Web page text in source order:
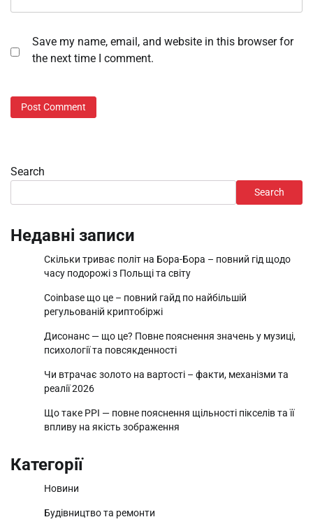
Save my name, email, and website in this browser for
the next time I comment.
Search
Search
Недавні записи
Скільки триває політ на Бора-Бора – повний гід щодо
часу подорожі з Польщі та світу
Coinbase що це – повний гайд по найбільшій
регульованій криптобіржі
Дисонанс — що це? Повне пояснення значень у музиці,
психології та повсякденності
Чи втрачає золото на вартості – факти, механізми та
реалії 2026
Що таке PPI — повне пояснення щільності пікселів та її
впливу на якість зображення
Категорії
Новини
Будівництво та ремонти